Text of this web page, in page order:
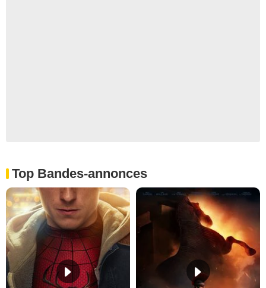
Top Bandes-annonces